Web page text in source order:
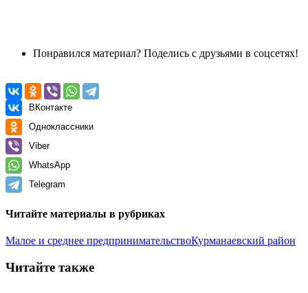
Понравился материал? Поделись с друзьями в соцсетях!
ВКонтакте
Одноклассники
Viber
WhatsApp
Telegram
Читайте материалы в рубриках
Малое и среднее предпринимательствоКурманаевский район
Читайте также